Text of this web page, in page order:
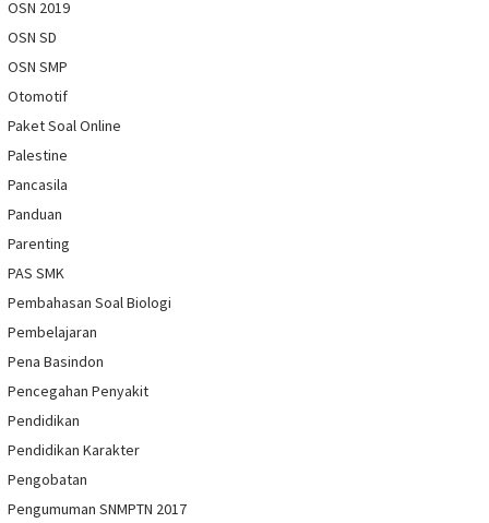
OSN 2019
OSN SD
OSN SMP
Otomotif
Paket Soal Online
Palestine
Pancasila
Panduan
Parenting
PAS SMK
Pembahasan Soal Biologi
Pembelajaran
Pena Basindon
Pencegahan Penyakit
Pendidikan
Pendidikan Karakter
Pengobatan
Pengumuman SNMPTN 2017